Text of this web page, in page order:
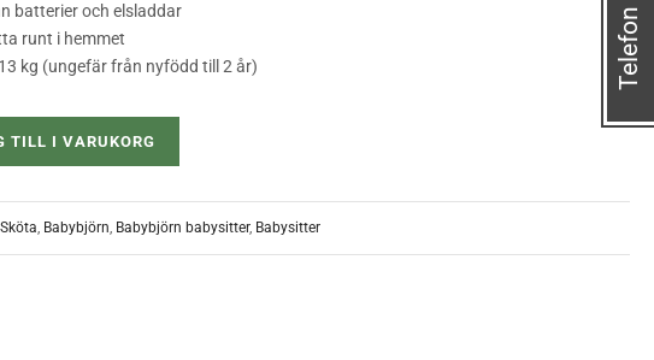
batterier och elsladdar
runt i hemmet
kg (ungefär från nyfödd till 2 år)
TILL I VARUKORG
Sköta, Babybjörn, Babybjörn babysitter, Babysitter
Telefon